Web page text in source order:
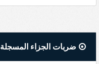
ضربات الجزاء المسجلة